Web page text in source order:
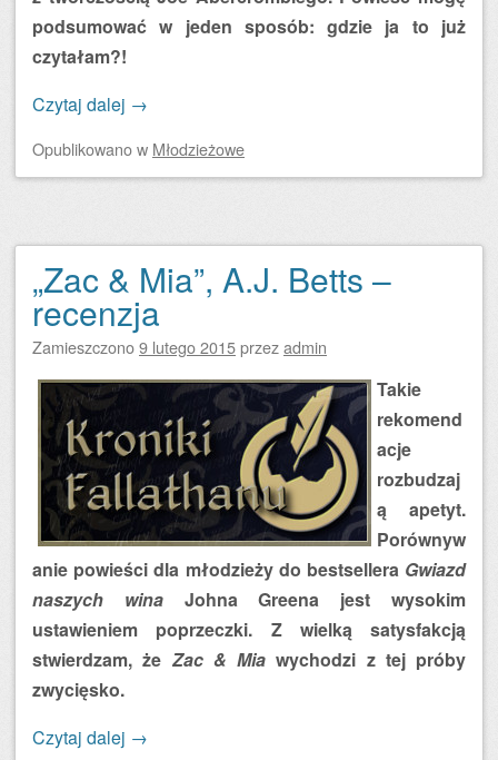
podsumować w jeden sposób: gdzie ja to już
czytałam?!
Czytaj dalej →
Opublikowanow Młodzieżowe
„Zac & Mia”, A.J. Betts –
recenzja
Zamieszczono9 lutego 2015przezadmin
Takie
rekomend
acje
rozbudzaj
ą apetyt.
Porównyw
anie powieści dla młodzieży do bestsellera Gwiazd
naszych winaJohna Greena jest wysokim
ustawieniem poprzeczki. Z wielką satysfakcją
stwierdzam, że Zac & Mia wychodzi z tej próby
zwycięsko.
Czytaj dalej →